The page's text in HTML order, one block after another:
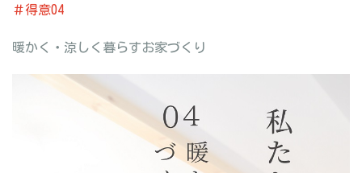
＃得意04
暖かく・涼しく暮らすお家づくり